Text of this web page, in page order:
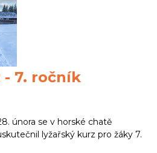
- 7. ročník
února se v horské chatě
lyžařský kurz pro žáky 7.